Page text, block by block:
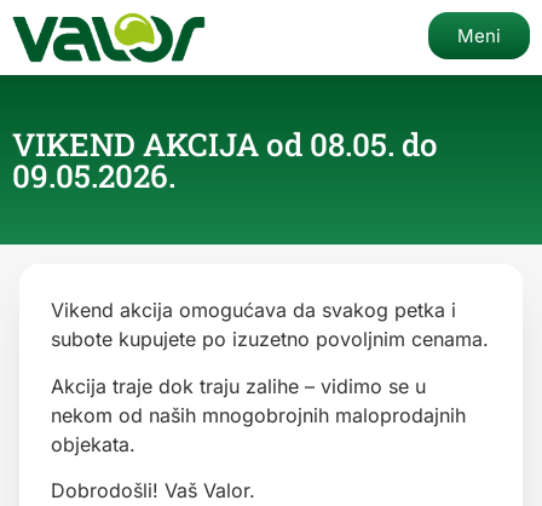
Meni
VIKEND AKCIJA od 08.05. do
09.05.2026.
Vikend akcija omogućava da svakog petka i
subote kupujete po izuzetno povoljnim cenama.
Akcija traje dok traju zalihe – vidimo se u
nekom od naših mnogobrojnih maloprodajnih
objekata.
Dobrodošli! Vaš Valor.